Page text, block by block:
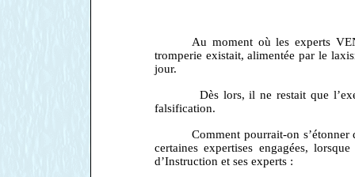
Au moment où les experts
tromperie existait, alimentée par le
jour.
Dès lors, il ne restait que
falsification.
Comment pourrait-on
certaines expertises engagées,
d’Instruction et ses experts :